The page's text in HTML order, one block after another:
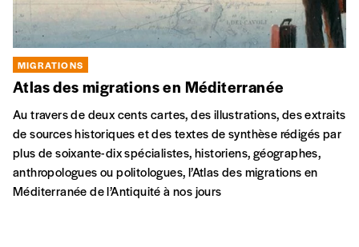
ME
DI 12 DÉC Théâtre Le Manège, Mons
Fils de Hasard, Espérance et Bonne Fortune
Salvatore, Luigi, Benito, Italo, Filipo, Antonio, Modesto…​ Il y a
75 ans, ils vivaient quelque part en Italie. Un beau jour,
l’Histoire a orienté leur destin en Belgique, dans les